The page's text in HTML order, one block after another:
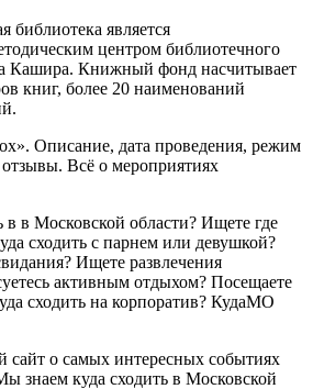
библиотека является
центром библиотечного
Кашира. Книжный фонд насчитывает
книг, более 20 наименований
Описание, дата проведения, режим
Всё о мероприятиях
в в Московской области? Ищете где
сходить с парнем или девушкой?
Ищете развлечения
активным отдыхом? Посещаете
сходить на корпоратив? КудаМО
о самых интересных событиях
знаем куда сходить в Московской